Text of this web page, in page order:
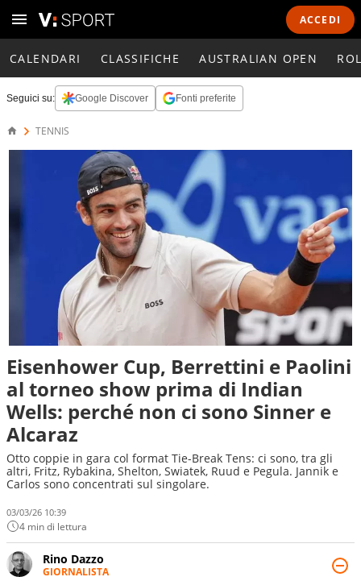
ACCEDI
CALENDARI CLASSIFICHE AUSTRALIAN OPEN
Seguici su: Google Discover Fonti preferite
TENNIS
Eisenhower Cup, Berrettini e Paolini
al torneo show prima di Indian
Wells: perché non ci sono Sinner e
Alcaraz
Otto coppie in gara col format Tie-Break Tens: ci sono, tra gli
altri, Fritz, Rybakina, Shelton, Swiatek, Ruud e Pegula. Jannik e
Carlos sono concentrati sul singolare.
03/03/26 10:39
4 min di lettura
Rino Dazzo
GIORNALISTA